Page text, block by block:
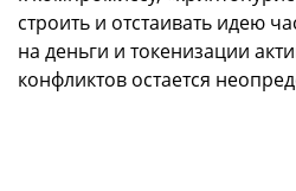
строить и отстаивать идею
на деньги и токенизации
конфликтов остается